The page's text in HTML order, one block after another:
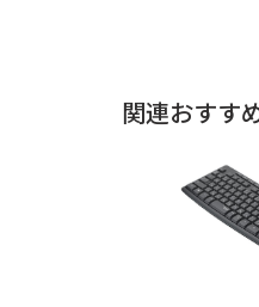
関連おすす